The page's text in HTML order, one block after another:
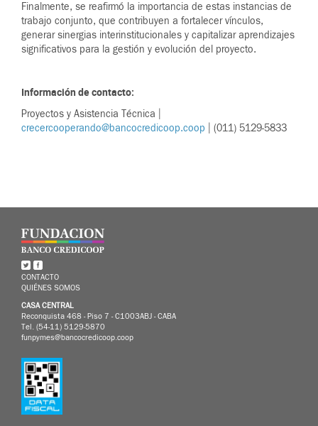
Finalmente, se reafirmó la importancia de estas instancias de
trabajo conjunto, que contribuyen a fortalecer vínculos,
generar sinergias interinstitucionales y capitalizar aprendizajes
significativos para la gestión y evolución del proyecto.
Información de contacto:
Proyectos y Asistencia Técnica |
crecercooperando@bancocredicoop.coop | (011) 5129-5833
CONTACTO
QUIÉNES SOMOS
CASA CENTRAL
Reconquista 468 - Piso 7 - C1003ABJ - CABA
Tel. (54-11) 5129-5870
funpymes@bancocredicoop.coop